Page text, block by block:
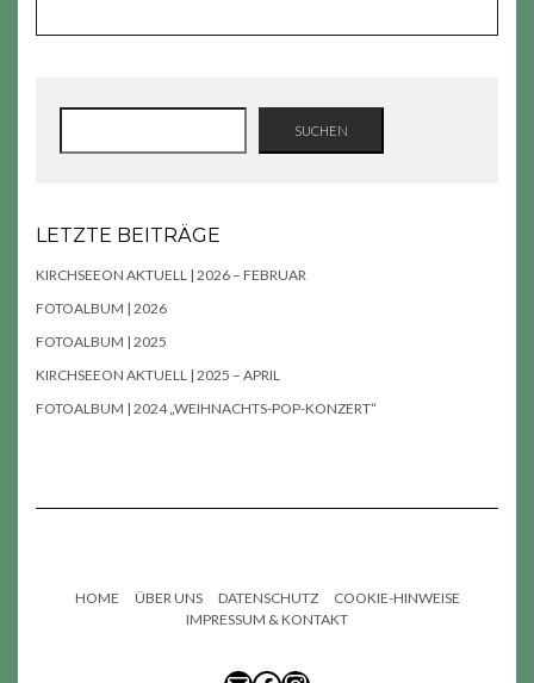
SUCHEN
SUCHEN
LETZTE BEITRÄGE
KIRCHSEEON AKTUELL | 2026 – FEBRUAR
FOTOALBUM | 2026
FOTOALBUM | 2025
KIRCHSEEON AKTUELL | 2025 – APRIL
FOTOALBUM | 2024 „WEIHNACHTS-POP-KONZERT“
HOME ÜBER UNS DATENSCHUTZ
COOKIE-HINWEISE
IMPRESSUM & KONTAKT